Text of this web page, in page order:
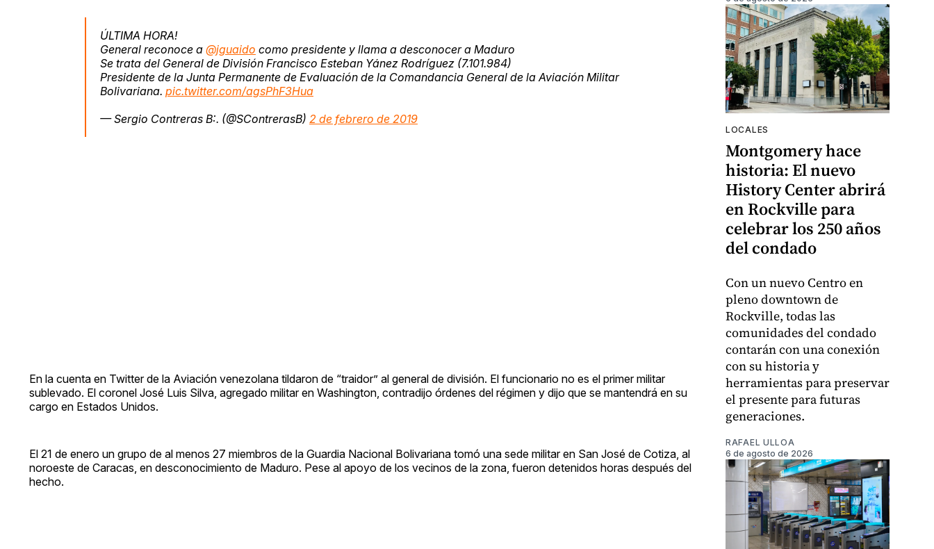
ÚLTIMA HORA!
General reconoce a @jguaido como presidente y llama a desconocer a Maduro
Se trata del General de División Francisco Esteban Yánez Rodríguez (7.101.984)
Presidente de la Junta Permanente de Evaluación de la Comandancia General de la Aviación Militar
Bolivariana. pic.twitter.com/agsPhF3Hua
— Sergio Contreras B:. (@SContrerasB) 2 de febrero de 2019
En la cuenta en Twitter de la Aviación venezolana tildaron de “traidor” al general de división. El funcionario no es el primer militar
sublevado. El coronel José Luis Silva, agregado militar en Washington, contradijo órdenes del régimen y dijo que se mantendrá en su
cargo en Estados Unidos.
El 21 de enero un grupo de al menos 27 miembros de la Guardia Nacional Bolivariana tomó una sede militar en San José de Cotiza, al
noroeste de Caracas, en desconocimiento de Maduro. Pese al apoyo de los vecinos de la zona, fueron detenidos horas después del
hecho.
LOCALES
Montgomery hace
historia: El nuevo
History Center abrirá
en Rockville para
celebrar los 250 años
del condado
Con un nuevo Centro en
pleno downtown de
Rockville, todas las
comunidades del condado
contarán con una conexión
con su historia y
herramientas para preservar
el presente para futuras
generaciones.
RAFAEL ULLOA
6 de agosto de 2026